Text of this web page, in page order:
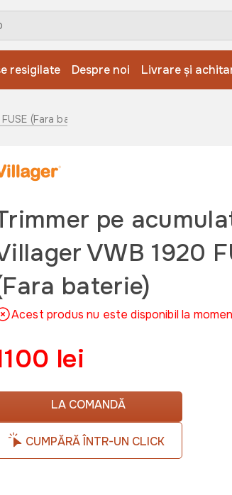
resigilate Despre noi Livrare și
(Fara baterie)
pe
VWB 1920
baterie)
Acest produs nu este disponibil la
lei
LA COMANDĂ
CUMPĂRĂ ÎNTR-UN CLICK